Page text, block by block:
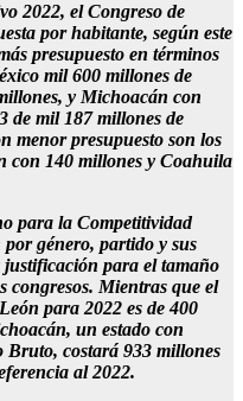
2022, el Congreso de
por habitante, según este
presupuesto en términos
mil 600 millones de
y Michoacán con
de mil 187 millones de
menor presupuesto son los
con 140 millones y Coahuila
para la Competitividad
género, partido y sus
justificación para el tamaño
congresos. Mientras que el
para 2022 es de 400
un estado con
costará 933 millones
al 2022.